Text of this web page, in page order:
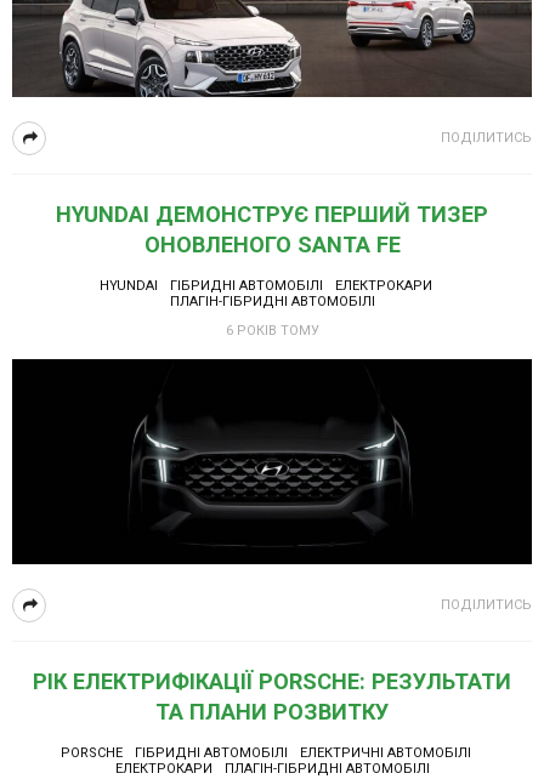
ПОДІЛИТИСЬ
HYUNDAI ДЕМОНСТРУЄ ПЕРШИЙ ТИЗЕР
ОНОВЛЕНОГО SANTA FE
HYUNDAI ГІБРИДНІ АВТОМОБІЛІ
ЕЛЕКТРОКАРИ
ПЛАГІН-ГІБРИДНІ АВТОМОБІЛІ
6 РОКІВ ТОМУ
ПОДІЛИТИСЬ
РІК ЕЛЕКТРИФІКАЦІЇ PORSCHE: РЕЗУЛЬТАТИ
ТА ПЛАНИ РОЗВИТКУ
PORSCHE ГІБРИДНІ АВТОМОБІЛІ
ЕЛЕКТРИЧНІ АВТОМОБІЛІ
ЕЛЕКТРОКАРИ
ПЛАГІН-ГІБРИДНІ АВТОМОБІЛІ